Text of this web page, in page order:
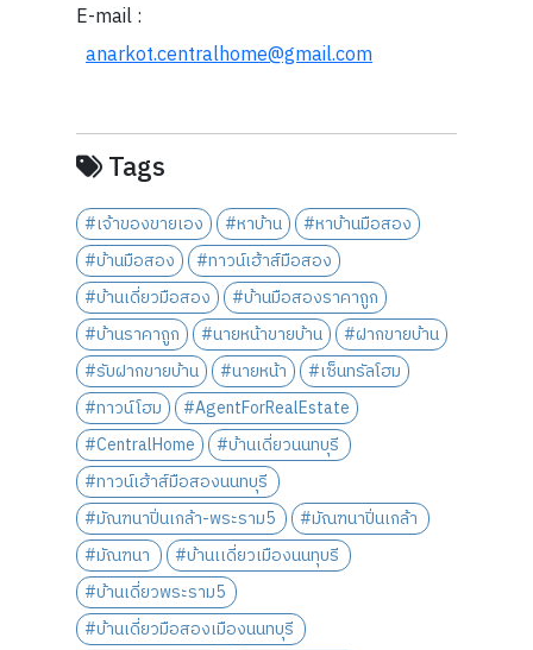
E-mail :
anarkot.centralhome@gmail.com
Tags
#เจ้าของขายเอง #หาบ้าน
#หาบ้านมือสอง
#บ้านมือสอง
#ทาวน์เฮ้าส์มือสอง
#บ้านเดี่ยวมือสอง
#บ้านมือสองราคาถูก
#บ้านราคาถูก
#นายหน้าขายบ้าน
#ฝากขายบ้าน
#รับฝากขายบ้าน
#นายหน้า
#เซ็นทรัลโฮม
#ทาวน์โฮม
#AgentForRealEstate
#CentralHome
#บ้านเดี่ยวนนทบุรี
#ทาวน์เฮ้าส์มือสองนนทบุรี
#มัณฑนาปิ่นเกล้า-พระราม5
#มัณฑนาปิ่นเกล้า
#มัณฑนา
#บ้านเเดี่ยวเมืองนนทุบรี
#บ้านเดี่ยวพระราม5
#บ้านเดี่ยวมือสองเมืองนนทบุรี